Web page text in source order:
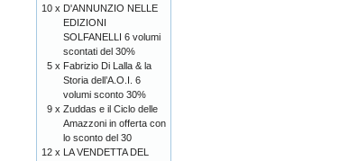
10 x D'ANNUNZIO NELLE
EDIZIONI
SOLFANELLI 6 volumi
scontati del 30%
5 x Fabrizio Di Lalla & la
Storia dell’A.O.I. 6
volumi sconto 30%
9 x Zuddas e il Ciclo delle
Amazzoni in offerta con
lo sconto del 30
12 x LA VENDETTA DEL